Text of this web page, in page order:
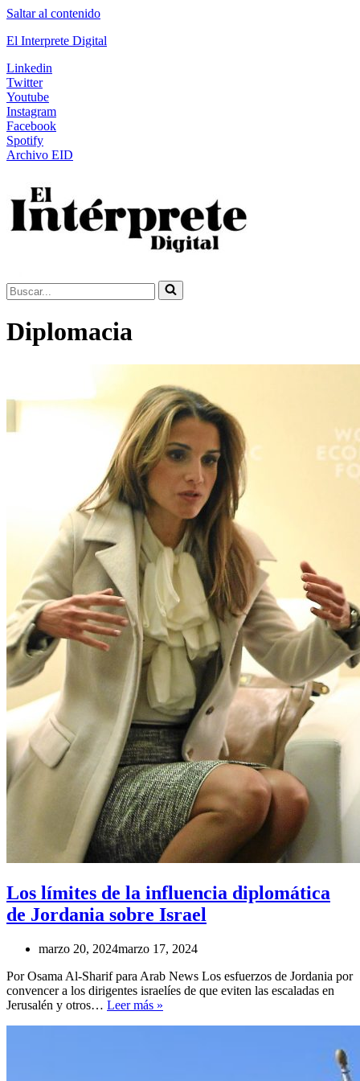
Saltar al contenido
El Interprete Digital
Linkedin
Twitter
Youtube
Instagram
Facebook
Spotify
Archivo EID
Buscar...
Diplomacia
Los límites de la influencia diplomática
de Jordania sobre Israel
marzo 20, 2024marzo 17, 2024
Por Osama Al-Sharif para Arab News Los esfuerzos de Jordania por
convencer a los dirigentes israelíes de que eviten las escaladas en
Jerusalén y otros… Leer más »